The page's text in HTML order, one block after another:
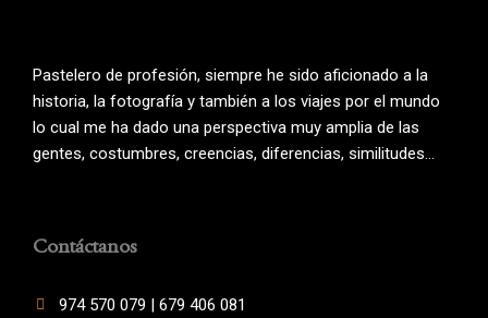
Pastelero de profesión, siempre he sido aficionado a la
historia, la fotografía y también a los viajes por el mundo
lo cual me ha dado una perspectiva muy amplia de las
gentes, costumbres, creencias, diferencias, similitudes…
Contáctanos
974 570 079 | 679 406 081